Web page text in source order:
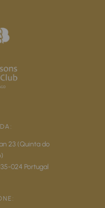
23 (Quinta do
024 Portugal